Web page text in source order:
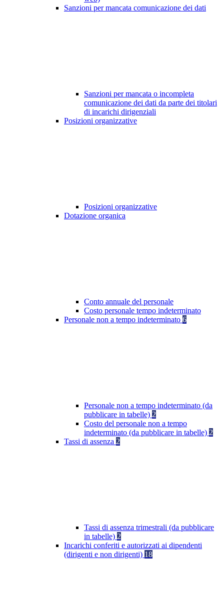
Sanzioni per mancata comunicazione dei dati
Sanzioni per mancata o incompleta
comunicazione dei dati da parte dei titolari
di incarichi dirigenziali
Posizioni organizzative
Posizioni organizzative
Dotazione organica
Conto annuale del personale
Costo personale tempo indeterminato
Personale non a tempo indeterminato 6
Personale non a tempo indeterminato (da
pubblicare in tabelle) 2
Costo del personale non a tempo
indeterminato (da pubblicare in tabelle) 2
Tassi di assenza 2
Tassi di assenza trimestrali (da pubblicare
in tabelle) 2
Incarichi conferiti e autorizzati ai dipendenti
(dirigenti e non dirigenti) 18